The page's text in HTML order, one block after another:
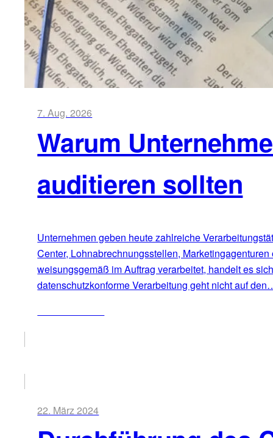
7. Aug. 2026
Warum
auditieren sollten
Unternehmen geben heute zahlreiche
Center, Lohnabrechnungsstellen,
weisungsgemäß im Auftrag verarbeitet, handelt es
datenschutzkonforme Verarbeitung geht nicht auf
22. März 2024